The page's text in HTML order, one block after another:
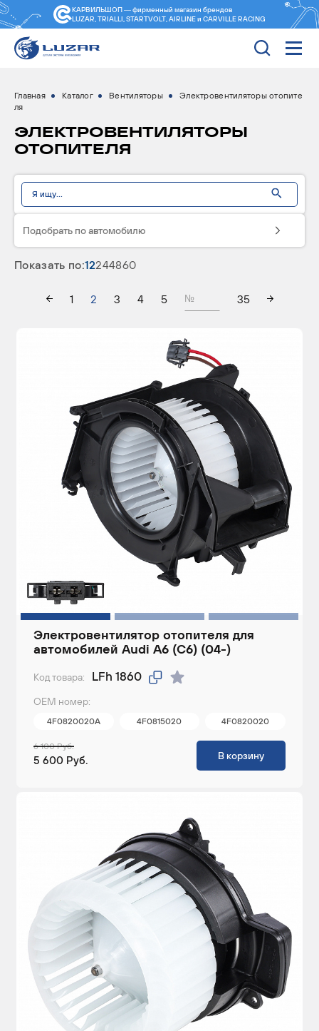
КАРВИЛЬШОП — фирменный магазин брендов
LUZAR, TRIALLI, STARTVOLT, AIRLINE и CARVILLE RACING
Главная Каталог Вентиляторы
Электровентиляторы отопите
ля
ЭЛЕКТРОВЕНТИЛЯТОРЫ
ОТОПИТЕЛЯ
Подобрать по автомобилю
Показать по:12244860
1 2 3 4 5 № 35
Электровентилятор отопителя для
автомобилей Audi A6 (C6) (04-)
Код товара: LFh 1860
ОЕМ номер:
4F0820020A 4F0815020 4F0820020
6 100 Руб.
5 600 Руб. В корзину